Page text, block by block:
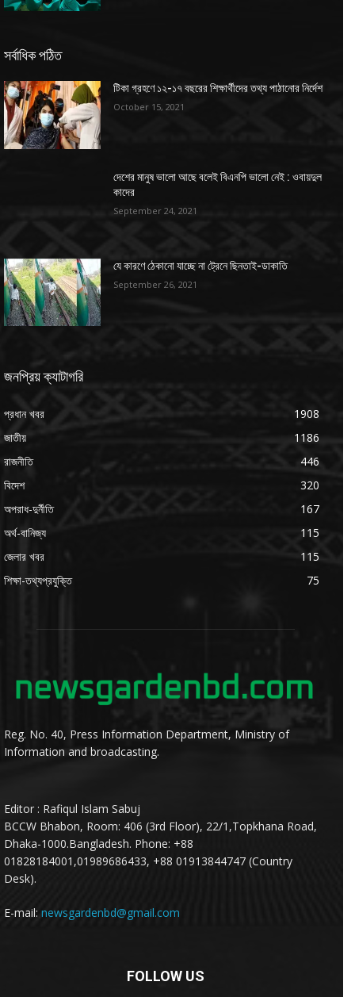
সর্বাধিক পঠিত
টিকা গ্রহণে ১২-১৭ বছরের শিক্ষার্থীদের তথ্য পাঠানোর নির্দেশ
October 15, 2021
দেশের মানুষ ভালো আছে বলেই বিএনপি ভালো নেই : ওবায়দুল
কাদের
September 24, 2021
যে কারণে ঠেকানো যাচ্ছে না ট্রেনে ছিনতাই-ডাকাতি
September 26, 2021
জনপ্রিয় ক্যাটাগরি
প্রধান খবর
1908
জাতীয়
1186
রাজনীতি
446
বিদেশ
320
অপরাধ-দুর্নীতি
167
অর্থ-বানিজ্য
115
জেলার খবর
115
শিক্ষা-তথ্যপ্রযুক্তি
75
Reg. No. 40, Press Information Department, Ministry of
Information and broadcasting.
Editor : Rafiqul Islam Sabuj
BCCW Bhabon, Room: 406 (3rd Floor), 22/1,Topkhana Road,
Dhaka-1000.Bangladesh. Phone: +88
01828184001,01989686433, +88 01913844747 (Country
Desk).
E-mail: newsgardenbd@gmail.com
FOLLOW US